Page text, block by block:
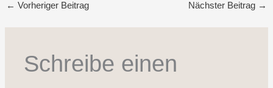
← Vorheriger Beitrag Nächster Beitrag →
Schreibe einen